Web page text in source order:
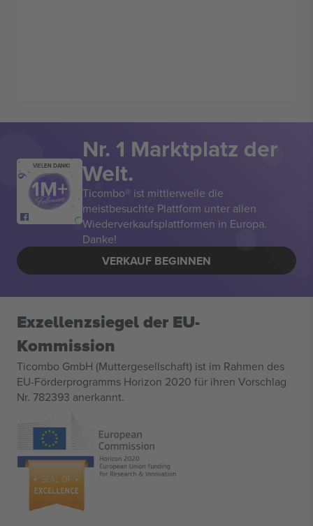
VIELEN DANK!
Nr. 1 Marktplatz der
Welt.
Ticombo® ist mittlerweile die
meistbesuchte Plattform unter allen
Wiederverkaufsplattformen in Europa.
Danke!
VERKAUF BEGINNEN
Exzellenzsiegel der EU-
Kommission
Ticombo GmbH (Muttergesellschaft) ist im Rahmen des
EU-Förderprogramms Horizon 2020 für ihren Vorschlag
Nr. 782393 anerkannt.